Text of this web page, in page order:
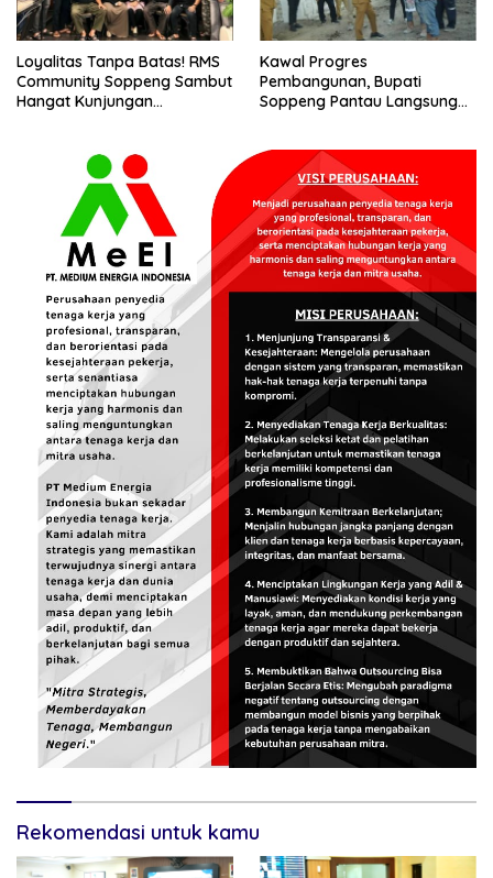
Loyalitas Tanpa Batas! RMS
Community Soppeng Sambut
Hangat Kunjungan
Kawal Progres
Pembangunan, Bupati
Soppeng Pantau Langsung
Rekomendasi untuk kamu